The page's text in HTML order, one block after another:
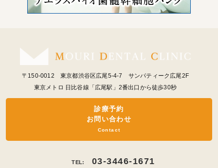
〒150-0012 東京都渋谷区広尾5-4-7 サンパティーク広尾2F
東京メトロ 日比谷線「広尾駅」2番出口から徒歩30秒
診療予約
お問い合わせ
Contact
TEL: 03-3446-1671